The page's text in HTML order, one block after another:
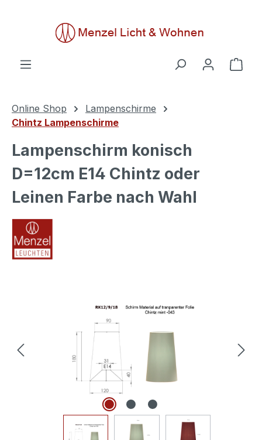
Online Shop
Lampenschirme
Chintz Lampenschirme
Lampenschirm konisch
D=12cm E14 Chintz oder
Leinen Farbe nach Wahl